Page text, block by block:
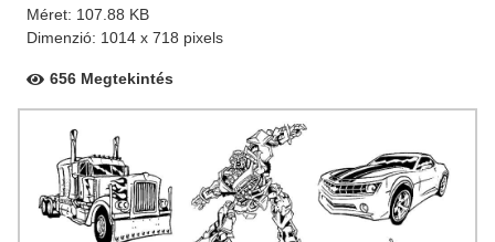
Méret: 107.88 KB
Dimenzió: 1014 x 718 pixels
656 Megtekintés